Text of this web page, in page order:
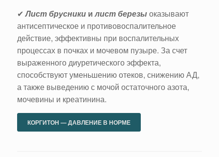
✔Лист брусники илист березыоказывают
антисептическое и противовоспалительное
действие, эффективны при воспалительных
процессах в почках и мочевом пузыре. За счет
выраженного диуретического эффекта,
способствуют уменьшению отеков, снижению АД,
а также выведению с мочой остаточного азота,
мочевины и креатинина.
КОРГИТОН — ДАВЛЕНИЕ В НОРМЕ